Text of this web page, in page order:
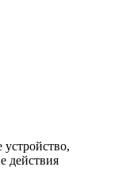
действия